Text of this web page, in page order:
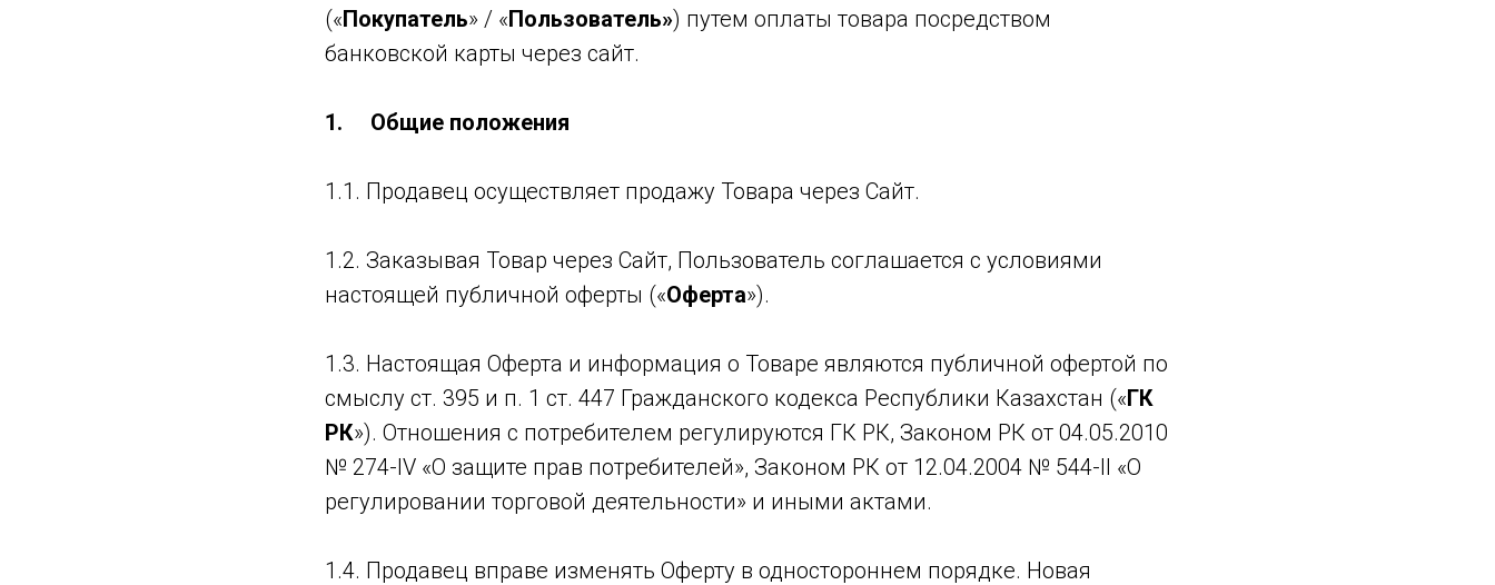
(«Покупатель» / «Пользователь») путем оплаты товара посредством
банковской карты через сайт.
1. Общие положения
1.1. Продавец осуществляет продажу Товара через Сайт.
1.2. Заказывая Товар через Сайт, Пользователь соглашается с условиями
настоящей публичной оферты («Оферта»).
1.3. Настоящая Оферта и информация о Товаре являются публичной офертой по
смыслу ст. 395 и п. 1 ст. 447 Гражданского кодекса Республики Казахстан («ГК
РК»). Отношения с потребителем регулируются ГК РК, Законом РК от 04.05.2010
№ 274-IV «О защите прав потребителей», Законом РК от 12.04.2004 № 544-II «О
регулировании торговой деятельности» и иными актами.
1.4. Продавец вправе изменять Оферту в одностороннем порядке. Новая